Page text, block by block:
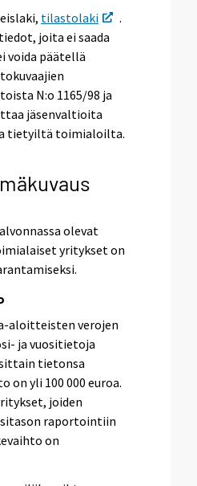
tilastolaki
.
joita ei saada
voida päätellä
N:o 1165/98 ja
jäsenvaltioita
tietyiltä toimialoilta.
olevat
yritykset on
aloitteisten verojen
ja vuositietoja
tietonsa
yli 100 000 euroa.
joiden
raportointiin
on